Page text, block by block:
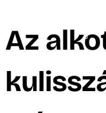
Az